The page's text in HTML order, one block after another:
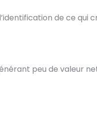
de ce qui
peu de valeur